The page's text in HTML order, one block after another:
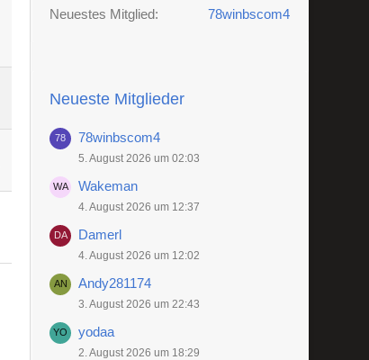
Neuestes Mitglied
78winbscom4
Neueste Mitglieder
78winbscom4
5. August 2026 um 02:03
Wakeman
4. August 2026 um 12:37
Damerl
4. August 2026 um 12:02
Andy281174
3. August 2026 um 22:43
yodaa
2. August 2026 um 18:29